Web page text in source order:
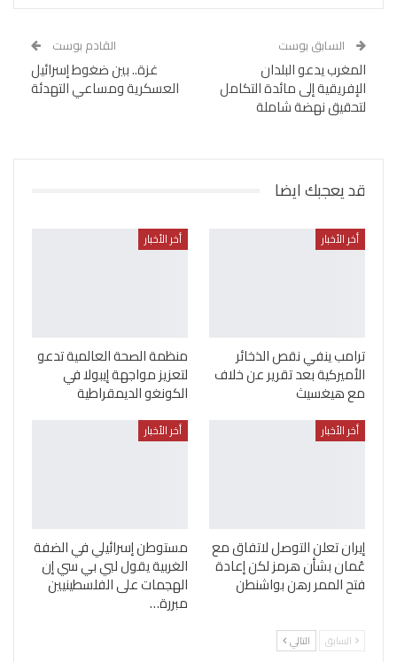
السابق بوست
المغرب يدعو البلدان
الإفريقية إلى مائدة التكامل
لتحقيق نهضة شاملة
القادم بوست
غزة.. بين ضغوط إسرائيل
العسكرية ومساعي التهدئة
قد يعجبك ايضا
أخر الأخبار
ترامب ينفي نقص الذخائر
الأميركية بعد تقرير عن خلاف
مع هيغسيث
أخر الأخبار
منظمة الصحة العالمية تدعو
لتعزيز مواجهة إيبولا في
الكونغو الديمقراطية
أخر الأخبار
إيران تعلن التوصل لاتفاق مع
عُمان بشأن هرمز لكن إعادة
فتح الممر رهن بواشنطن
أخر الأخبار
مستوطن إسرائيلي في الضفة
الغربية يقول لبي بي سي إن
الهجمات على الفلسطينيين
مبررة…
السابق التالي